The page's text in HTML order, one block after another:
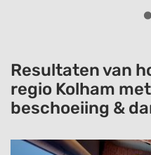
Resultaten van
regio Kolham
beschoeiing &